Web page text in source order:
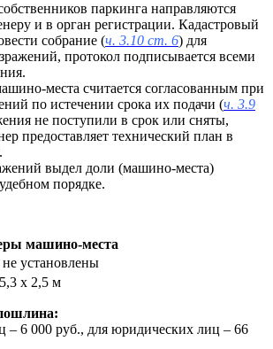
паркинга направляются
и в орган регистрации. Кадастровый
собрание (ч. 3.10 ст. 6) для
протокол подписывается всеми
места считается согласованным при
по истечении срока их подачи (ч. 3.9
не поступили в срок или сняты,
предоставляет технический план в
выдел доли (машино-места)
порядке.
машино-места
установлены
х 2,5 м
– 6 000 руб., для юридических лиц – 66